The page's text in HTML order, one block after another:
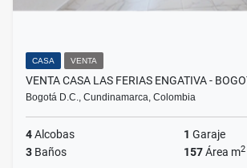
CASA VENTA
VENTA CASA LAS FERIAS ENGATIVA -
Bogotá D.C., Cundinamarca, Colombia
4Alcobas 1 Garaje
3 Baños 157Área m2